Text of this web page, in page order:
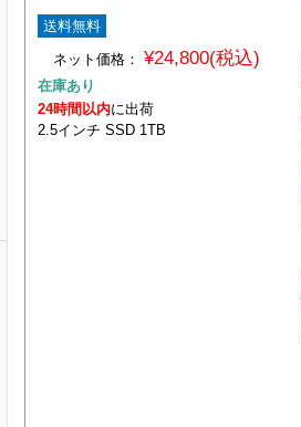
送料無料
ネット価格：
¥24,800(税込)
在庫あり
24時間以内に出荷
2.5インチ SSD 1TB